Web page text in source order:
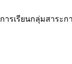
การเรียนกลุ่มสา